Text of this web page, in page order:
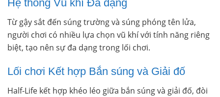
Hệ thống Vũ khí Đa dạng
Từ gậy sắt đến súng trường và súng phóng tên lửa,
người chơi có nhiều lựa chọn vũ khí với tính năng riêng
biệt, tạo nên sự đa dạng trong lối chơi.
Lối chơi Kết hợp Bắn súng và Giải đố
Half-Life kết hợp khéo léo giữa bắn súng và giải đố, đòi